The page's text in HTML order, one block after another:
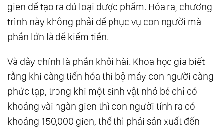
gien để tạo ra đủ loại dược phẩm. Hóa ra, chương
trình này không phải để phục vụ con người mà
phần lớn là để kiếm tiền.
Và đây chính là phần khôi hài. Khoa học gia biết
rằng khi càng tiến hóa thì bộ máy con người càng
phức tạp, trong khi một sinh vật nhỏ bé chỉ có
khoảng vài ngàn gien thì con người tính ra có
khoảng 150,000 gien, thế thì phải sản xuất đến